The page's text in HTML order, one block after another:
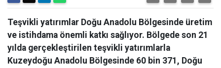
Teşvikli yatırımlar Doğu Anadolu Bölgesinde üretim
ve istihdama önemli katkı sağlıyor. Bölgede son 21
yılda gerçekleştirilen teşvikli yatırımlarla
Kuzeydoğu Anadolu Bölgesinde 60 bin 371, Doğu